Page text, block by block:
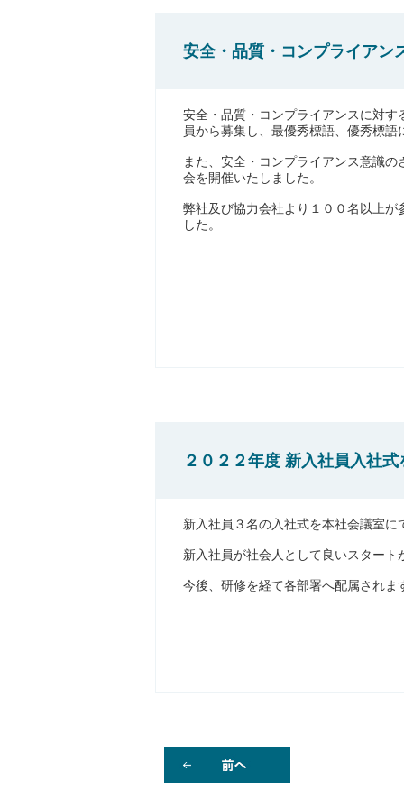
安全・品質・コンプライアン
安全・品質・コンプライアンスに対
員から募集し、最優秀標語、優秀標
また、安全・コンプライアンス意識
会を開催いたしました。
弊社及び協力会社より１００名以上
した。
２０２２年度 新入社員入社
新入社員３名の入社式を本社会議室
新入社員が社会人として良いスター
今後、研修を経て各部署へ配属され